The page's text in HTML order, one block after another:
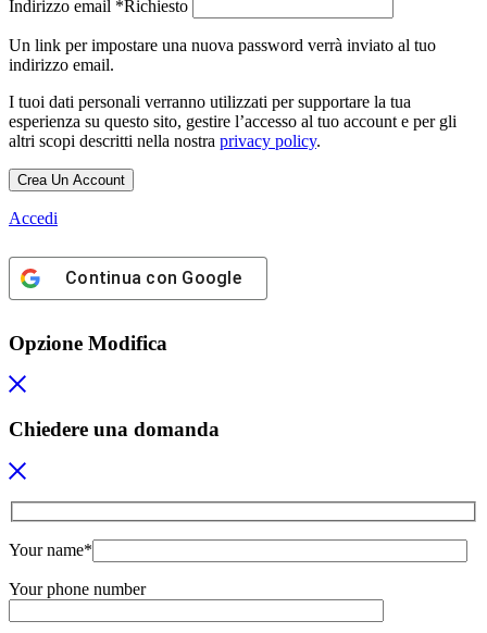
Indirizzo email *Richiesto
Un link per impostare una nuova password verrà inviato al tuo
indirizzo email.
I tuoi dati personali verranno utilizzati per supportare la tua
esperienza su questo sito, gestire l’accesso al tuo account e per gli
altri scopi descritti nella nostra privacy policy.
Crea Un Account
Accedi
Continua con Google
Opzione Modifica
Chiedere una domanda
Your name*
Your phone number